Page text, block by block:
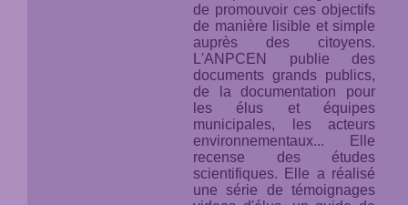
de promouvoir ces objectifs
de manière lisible et simple
auprès des citoyens.
L'ANPCEN publie des
documents grands publics,
de la documentation pour
les élus et équipes
municipales, les acteurs
environnementaux... Elle
recense des études
scientifiques. Elle a réalisé
une série de témoignages